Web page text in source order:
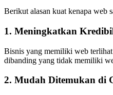
Berikut alasan kuat kenapa web
1. Meningkatkan
Bisnis yang memiliki web
dibanding yang tidak memiliki
2. Mudah Ditemukan di